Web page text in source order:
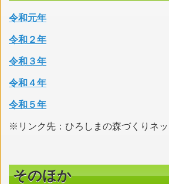
令和元年
令和２年
令和３年
令和４年
令和５年
※リンク先：ひろしまの森づくりネッ
そのほか